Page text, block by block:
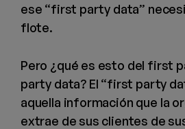
ese “first party data”
flote.
Pero ¿qué es esto del first
party data? El “first party
aquella información que la
extrae de sus clientes de